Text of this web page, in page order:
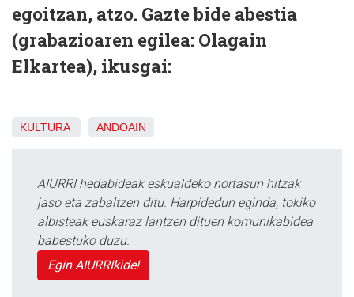
egoitzan, atzo. Gazte bide abestia
(grabazioaren egilea: Olagain
Elkartea), ikusgai:
KULTURA ANDOAIN
AIURRI hedabideak eskualdeko nortasun hitzak
jaso eta zabaltzen ditu. Harpidedun eginda, tokiko
albisteak euskaraz lantzen dituen komunikabidea
babestuko duzu.
Egin AIURRIkide!